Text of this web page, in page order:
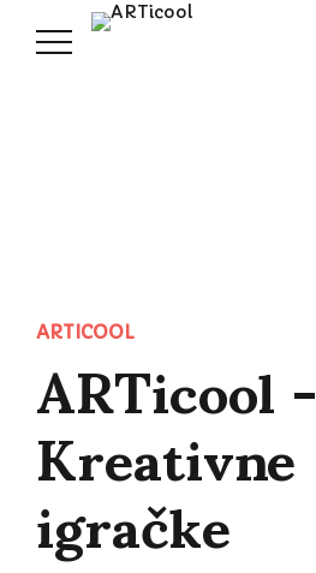
ARTICOOL
ARTicool -
Kreativne
igračke